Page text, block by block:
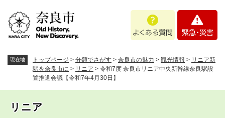
。
あ
問
・
現在地 トップページ > 分類でさがす > 奈良市の魅力 > 観光情報 > リニア新
駅を奈良市に > リニア > 令和7度 奈良市リニア中央新幹線奈良駅設
置推進会議【令和7年4月30日】
リニア